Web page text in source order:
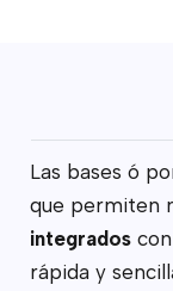
Las bases ó
que permiten
integradoscon
rápida y